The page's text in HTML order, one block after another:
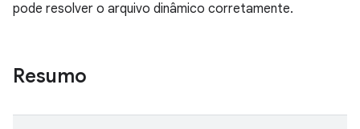
pode resolver o arquivo dinâmico corretamente.
Resumo